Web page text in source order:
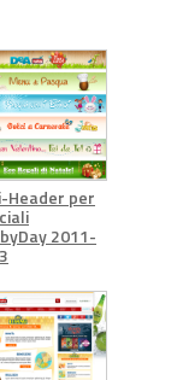
Header per
2011-